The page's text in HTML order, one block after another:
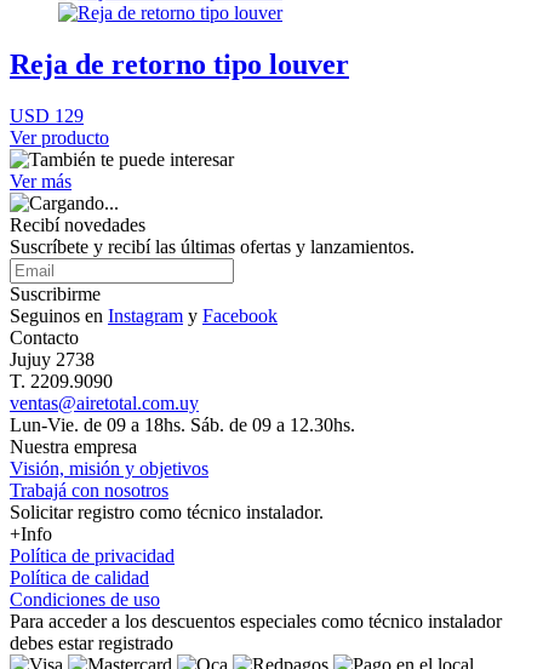
Reja de retorno tipo louver
USD 129
Ver producto
Ver más
Recibí novedades
Suscríbete y recibí las últimas ofertas y lanzamientos.
Suscribirme
Seguinos en Instagram y Facebook
Contacto
Jujuy 2738
T. 2209.9090
ventas@airetotal.com.uy
Lun-Vie. de 09 a 18hs. Sáb. de 09 a 12.30hs.
Nuestra empresa
Visión, misión y objetivos
Trabajá con nosotros
Solicitar registro como técnico instalador.
+Info
Política de privacidad
Política de calidad
Condiciones de uso
Para acceder a los descuentos especiales como técnico instalador
debes estar registrado